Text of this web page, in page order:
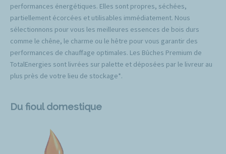
performances énergétiques. Elles sont propres, séchées,
partiellement écorcées et utilisables immédiatement. Nous
sélectionnons pour vous les meilleures essences de bois durs
comme le chêne, le charme ou le hêtre pour vous garantir des
performances de chauffage optimales. Les Bûches Premium de
TotalEnergies sont livrées sur palette et déposées par le livreur au
plus près de votre lieu de stockage*.
Du fioul domestique